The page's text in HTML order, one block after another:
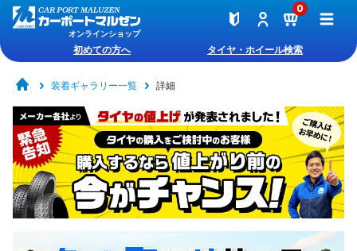
オンラインショップ
0
初めての方へ タイヤ・ホイール検索
装着ギャラリー一覧 詳細